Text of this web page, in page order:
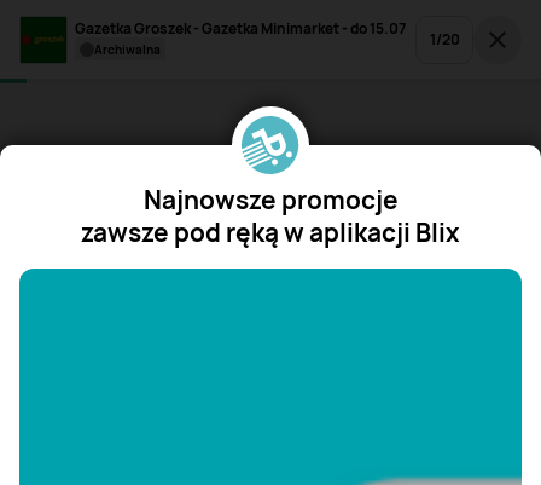
Gazetka Groszek - Gazetka Minimarket - do 15.07
archiwalna 1/20
Najnowsze promocje
zawsze pod ręką w aplikacji Blix
"/>